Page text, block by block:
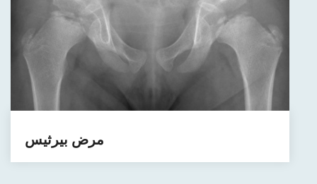
مرض بيرثيس